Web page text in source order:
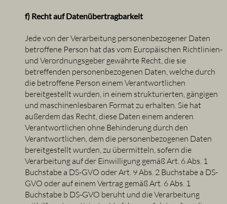
f) Recht auf Datenübertragbarkeit
Jede von der Verarbeitung personenbezogener Daten
betroffene Person hat das vom Europäischen Richtlinien-
und Verordnungsgeber gewährte Recht, die sie
betreffenden personenbezogenen Daten, welche durch
die betroffene Person einem Verantwortlichen
bereitgestellt wurden, in einem strukturierten, gängigen
und maschinenlesbaren Format zu erhalten. Sie hat
außerdem das Recht, diese Daten einem anderen
Verantwortlichen ohne Behinderung durch den
Verantwortlichen, dem die personenbezogenen Daten
bereitgestellt wurden, zu übermitteln, sofern die
Verarbeitung auf der Einwilligung gemäß Art. 6 Abs. 1
Buchstabe a DS-GVO oder Art. 9 Abs. 2 Buchstabe a DS-
GVO oder auf einem Vertrag gemäß Art. 6 Abs. 1
Buchstabe b DS-GVO beruht und die Verarbeitung